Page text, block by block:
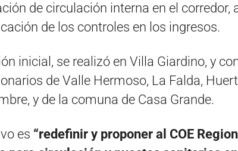
de circulación interna en el corredor,
de los controles en los ingresos.
inicial, se realizó en Villa Giardino, y
de Valle Hermoso, La Falda,
y de la comuna de Casa Grande.
es “redefinir y proponer al COE